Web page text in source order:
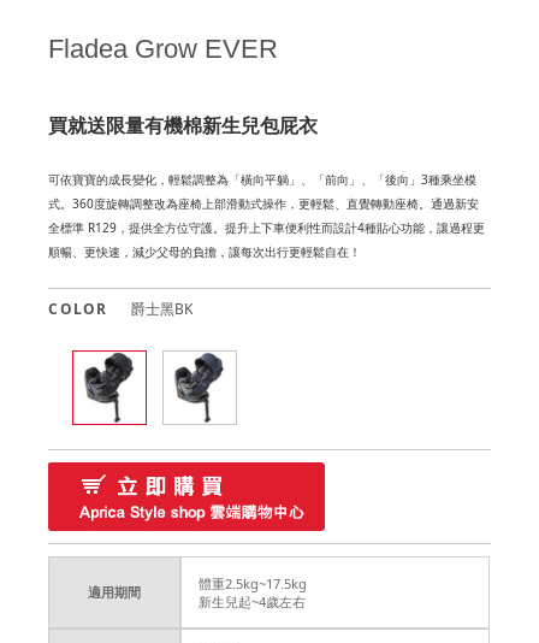
Fladea Grow EVER
買就送限量有機棉新生兒包屁衣
可依寶寶的成長變化，輕鬆調整為「橫向平躺」、「前向」、「後向」3種乘坐模
式。360度旋轉調整改為座椅上部滑動式操作，更輕鬆、直覺轉動座椅。通過新安
全標準 R129，提供全方位守護。提升上下車便利性而設計4種貼心功能，讓過程更
順暢、更快速，減少父母的負擔，讓每次出行更輕鬆自在！
COLOR 爵士黑BK
適用期間
體重2.5kg~17.5kg
新生兒起~4歲左右